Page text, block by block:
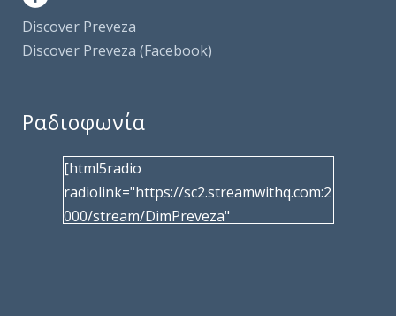
Discover Preveza
Discover Preveza (Facebook)
Ραδιοφωνία
[html5radio
radiolink="https://sc2.streamwithq.com:2
000/stream/DimPreveza"